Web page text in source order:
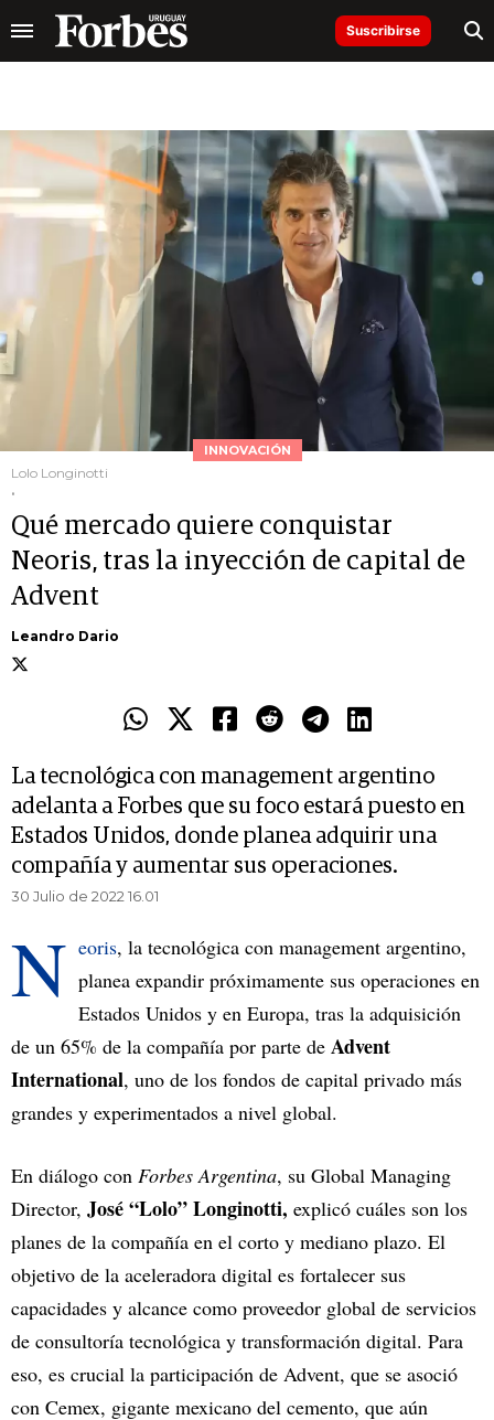
Suscribirse
INNOVACIÓN
Lolo Longinotti
.
Qué mercado quiere conquistar
Neoris, tras la inyección de capital de
Advent
Leandro Dario
La tecnológica con management argentino
adelanta a Forbes que su foco estará puesto en
Estados Unidos, donde planea adquirir una
compañía y aumentar sus operaciones.
30 Julio de 2022 16.01
N eoris, la tecnológica con management argentino,
planea expandir próximamente sus operaciones en
Estados Unidos y en Europa, tras la adquisición
de un 65% de la compañía por parte de Advent
International, uno de los fondos de capital privado más
grandes y experimentados a nivel global.
En diálogo con Forbes Argentina, su Global Managing
Director, José “Lolo” Longinotti, explicó cuáles son los
planes de la compañía en el corto y mediano plazo. El
objetivo de la aceleradora digital es fortalecer sus
capacidades y alcance como proveedor global de servicios
de consultoría tecnológica y transformación digital. Para
eso, es crucial la participación de Advent, que se asoció
con Cemex, gigante mexicano del cemento, que aún